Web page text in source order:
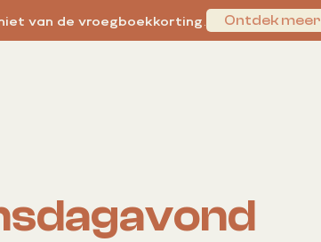
van de vroegboekkorting. Ontdek meer